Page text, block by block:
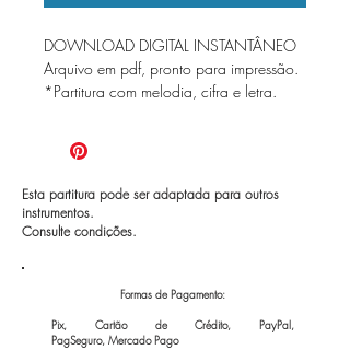
DOWNLOAD DIGITAL INSTANTÂNEO
Arquivo em pdf, pronto para impressão.
*Partitura com melodia, cifra e letra.
Esta partitura pode ser adaptada para outros
instrumentos.
Consulte condições.
Formas de Pagamento:
Pix, Cartão de Crédito, PayPal,
PagSeguro, Mercado Pago